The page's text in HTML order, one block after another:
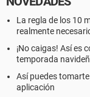
La regla de los 10
realmente
¡No caigas! Así es
temporada
Así puedes
aplicación